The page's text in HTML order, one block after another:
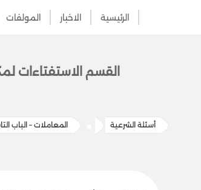
الرئيسية الاخبار المولفات
القسم الاستفتاءات
أسئلة الشرعية المعاملات – الباب